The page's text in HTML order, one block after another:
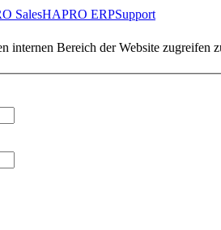
SalesHAPRO ERPSupport
internen Bereich der Website zugreifen